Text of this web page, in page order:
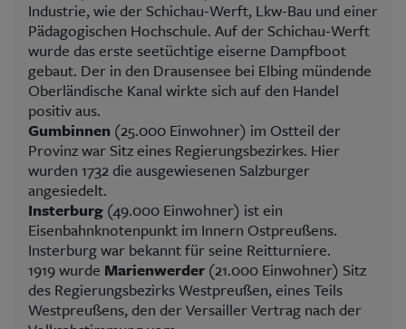
Industrie, wie der Schichau-Werft, Lkw-Bau und einer
Pädagogischen Hochschule. Auf der Schichau-Werft
wurde das erste seetüchtige eiserne Dampfboot
gebaut. Der in den Drausensee bei Elbing mündende
Oberländische Kanal wirkte sich auf den Handel
positiv aus.
Gumbinnen (25.000 Einwohner) im Ostteil der
Provinz war Sitz eines Regierungsbezirkes. Hier
wurden 1732 die ausgewiesenen Salzburger
angesiedelt.
Insterburg (49.000 Einwohner) ist ein
Eisenbahnknotenpunkt im Innern Ostpreußens.
Insterburg war bekannt für seine Reitturniere.
1919 wurde Marienwerder (21.000 Einwohner) Sitz
des Regierungsbezirks Westpreußen, eines Teils
Westpreußens, den der Versailler Vertrag nach der